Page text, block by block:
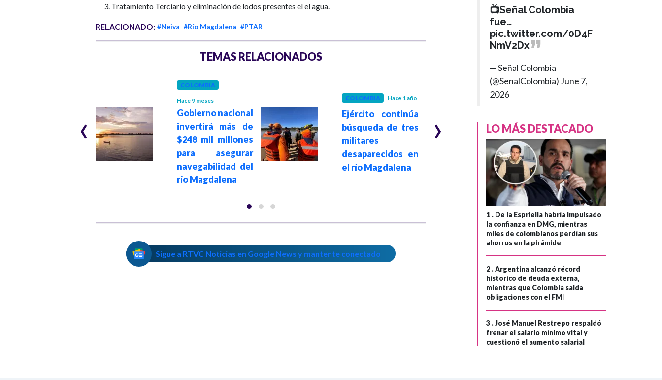
Tratamiento Terciario y eliminación de lodos presentes el el agua.
RELACIONADO: #Neiva #Río Magdalena #PTAR
TEMAS RELACIONADOS
aceptaron 200
casos ocurridos
COLOMBIA
Hace 9 meses
Gobierno nacional
invertirá más de
$248 mil millones
para asegurar
navegabilidad del
río Magdalena
COLOMBIA Hace 1 año
Ejército continúa
búsqueda de tres
militares
desaparecidos en
el río Magdalena
AmaMagdalena:
precios,
habitaciones y
duración de viajes
‹ ›
Sigue a RTVC Noticias en Google News y mantente conectado
📺Señal Colombia
fue…
pic.twitter.com/0D4F
NmV2Dx
— Señal Colombia
(@SenalColombia) June 7,
2026
LO MÁS DESTACADO
1 . De la Espriella habría impulsado
la confianza en DMG, mientras
miles de colombianos perdían sus
ahorros en la pirámide
2 .Argentina alcanzó récord
histórico de deuda externa,
mientras que Colombia salda
obligaciones con el FMI
3 .José Manuel Restrepo respaldó
frenar el salario mínimo vital y
cuestionó el aumento salarial